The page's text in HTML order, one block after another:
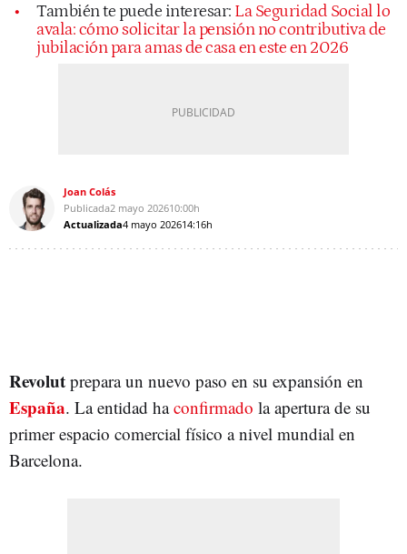
También te puede interesar: La Seguridad Social lo
avala: cómo solicitar la pensión no contributiva de
jubilación para amas de casa en este en 2026
Joan Colás
Publicada2 mayo 202610:00h
Actualizada4 mayo 202614:16h
Revolut prepara un nuevo paso en su expansión en
España. La entidad haconfirmado la apertura de su
primer espacio comercial físico a nivel mundial en
Barcelona.